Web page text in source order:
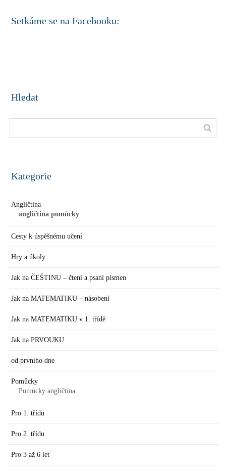
Setkáme se na Facebooku:
Hledat
Kategorie
Angličtina
angličtina pomůcky
Cesty k úspěšnému učení
Hry a úkoly
Jak na ČEŠTINU – čtení a psaní písmen
Jak na MATEMATIKU – násobení
Jak na MATEMATIKU v 1. třídě
Jak na PRVOUKU
od prvního dne
Pomůcky
Pomůcky angličtina
Pro 1. třídu
Pro 2. třídu
Pro 3 až 6 let